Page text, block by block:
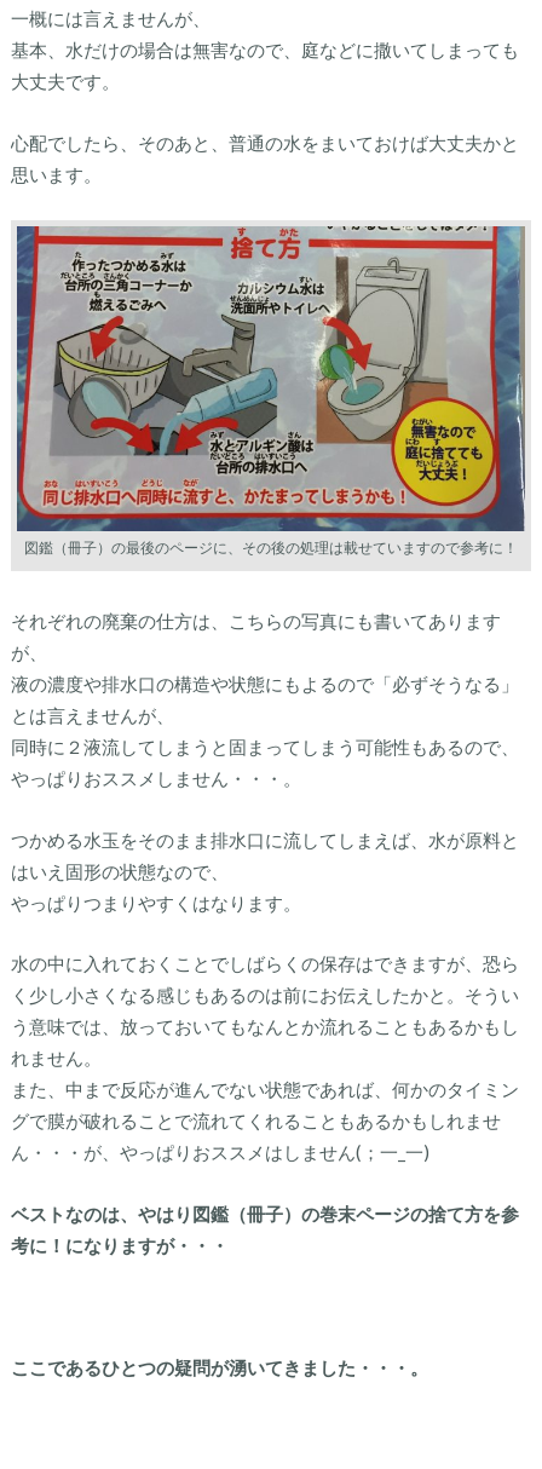
一概には言えませんが、
基本、水だけの場合は無害なので、庭などに撒いてしまっても
大丈夫です。
心配でしたら、そのあと、普通の水をまいておけば大丈夫かと
思います。
図鑑（冊子）の最後のページに、その後の処理は載せていますので参考に！
それぞれの廃棄の仕方は、こちらの写真にも書いてあります
が、
液の濃度や排水口の構造や状態にもよるので「必ずそうなる」
とは言えませんが、
同時に２液流してしまうと固まってしまう可能性もあるので、
やっぱりおススメしません・・・。
つかめる水玉をそのまま排水口に流してしまえば、水が原料と
はいえ固形の状態なので、
やっぱりつまりやすくはなります。
水の中に入れておくことでしばらくの保存はできますが、恐ら
く少し小さくなる感じもあるのは前にお伝えしたかと。そうい
う意味では、放っておいてもなんとか流れることもあるかもし
れません。
また、中まで反応が進んでない状態であれば、何かのタイミン
グで膜が破れることで流れてくれることもあるかもしれませ
ん・・・が、やっぱりおススメはしません(；一_一)
ベストなのは、やはり図鑑（冊子）の巻末ページの捨て方を参
考に！になりますが・・・
ここであるひとつの疑問が湧いてきました・・・。